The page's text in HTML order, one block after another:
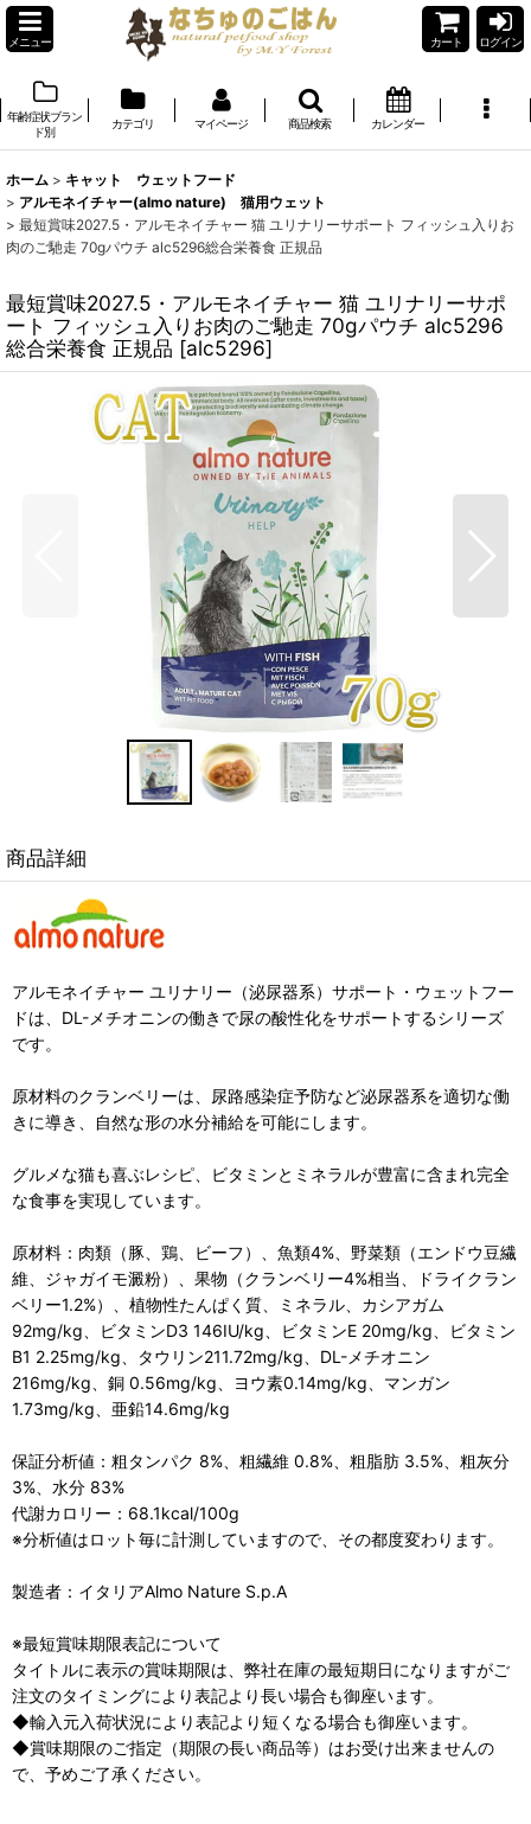
メニュー カート ログイン
年齢症状ブラン
ド別
カテゴリ マイページ 商品検索 カレンダー
ホーム > キャット ウェットフード
> アルモネイチャー(almo nature) 猫用ウェット
> 最短賞味2027.5・アルモネイチャー 猫 ユリナリーサポート フィッシュ入りお
肉のご馳走 70gパウチ alc5296総合栄養食 正規品
最短賞味2027.5・アルモネイチャー 猫 ユリナリーサポ
ート フィッシュ入りお肉のご馳走 70gパウチ alc5296
総合栄養食 正規品 [alc5296]
商品詳細
アルモネイチャー ユリナリー（泌尿器系）サポート・ウェットフー
ドは、DL-メチオニンの働きで尿の酸性化をサポートするシリーズ
です。
原材料のクランベリーは、尿路感染症予防など泌尿器系を適切な働
きに導き、自然な形の水分補給を可能にします。
グルメな猫も喜ぶレシピ、ビタミンとミネラルが豊富に含まれ完全
な食事を実現しています。
原材料：肉類（豚、鶏、ビーフ）、魚類4%、野菜類（エンドウ豆繊
維、ジャガイモ澱粉）、果物（クランベリー4%相当、ドライクラン
ベリー1.2%）、植物性たんぱく質、ミネラル、カシアガム
92mg/kg、ビタミンD3 146IU/kg、ビタミンE 20mg/kg、ビタミン
B1 2.25mg/kg、タウリン211.72mg/kg、DL-メチオニン
216mg/kg、銅 0.56mg/kg、ヨウ素0.14mg/kg、マンガン
1.73mg/kg、亜鉛14.6mg/kg
保証分析値：粗タンパク 8%、粗繊維 0.8%、粗脂肪 3.5%、粗灰分
3%、水分 83%
代謝カロリー：68.1kcal/100g
※分析値はロット毎に計測していますので、その都度変わります。
製造者：イタリアAlmo Nature S.p.A
※最短賞味期限表記について
タイトルに表示の賞味期限は、弊社在庫の最短期日になりますがご
注文のタイミングにより表記より長い場合も御座います。
◆輸入元入荷状況により表記より短くなる場合も御座います。
◆賞味期限のご指定（期限の長い商品等）はお受け出来ませんの
で、予めご了承ください。